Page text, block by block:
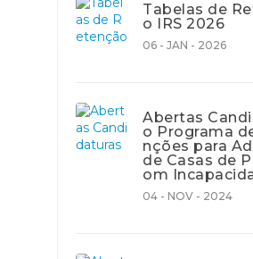
Tabelas de
o IRS 2026
06 - JAN - 2026
Abertas
o Programa
nções para
de Casas de
om
04 - NOV - 2024